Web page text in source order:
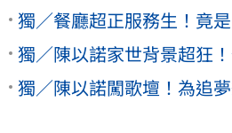
獨／餐廳超正服務生！竟
獨／陳以諾家世背景超狂
獨／陳以諾闖歌壇！為追